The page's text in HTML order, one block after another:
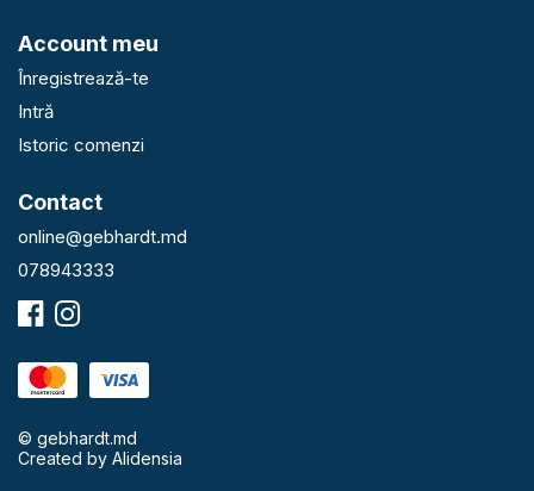
Account meu
Înregistrează-te
Intră
Istoric comenzi
Contact
online@gebhardt.md
078943333
© gebhardt.md
Created by Alidensia